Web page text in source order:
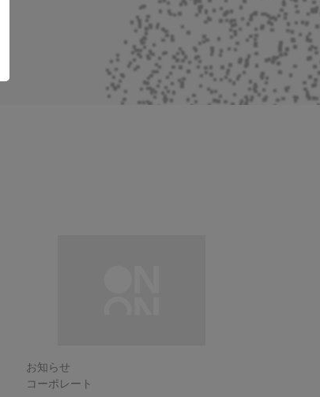
お知らせ
コーポレート